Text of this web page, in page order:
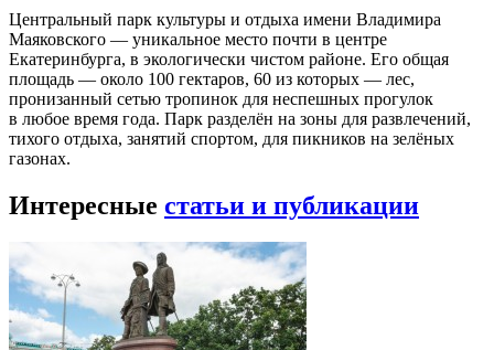
Центральный парк культуры и отдыха имени Владимира
Маяковского — уникальное место почти в центре
Екатеринбурга, в экологически чистом районе. Его общая
площадь — около 100 гектаров, 60 из которых — лес,
пронизанный сетью тропинок для неспешных прогулок
в любое время года. Парк разделён на зоны для развлечений,
тихого отдыха, занятий спортом, для пикников на зелёных
газонах.
Интересные статьи и публикации